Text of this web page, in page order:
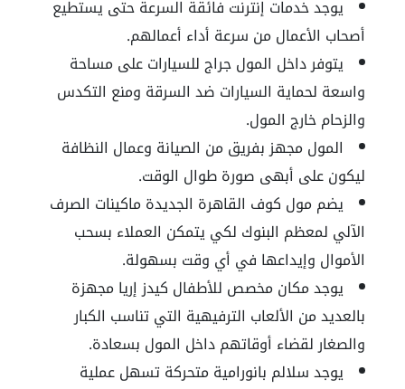
يوجد خدمات إنترنت فائقة السرعة حتى يستطيع
أصحاب الأعمال من سرعة أداء أعمالهم.
يتوفر داخل المول جراج للسيارات على مساحة
واسعة لحماية السيارات ضد السرقة ومنع التكدس
والزحام خارج المول.
المول مجهز بفريق من الصيانة وعمال النظافة
ليكون على أبهى صورة طوال الوقت.
يضم مول كوف القاهرة الجديدة ماكينات الصرف
الآلي لمعظم البنوك لكي يتمكن العملاء بسحب
الأموال وإيداعها في أي وقت بسهولة.
يوجد مكان مخصص للأطفال كيدز إريا مجهزة
بالعديد من الألعاب الترفيهية التي تناسب الكبار
والصغار لقضاء أوقاتهم داخل المول بسعادة.
يوجد سلالم بانورامية متحركة تسهل عملية